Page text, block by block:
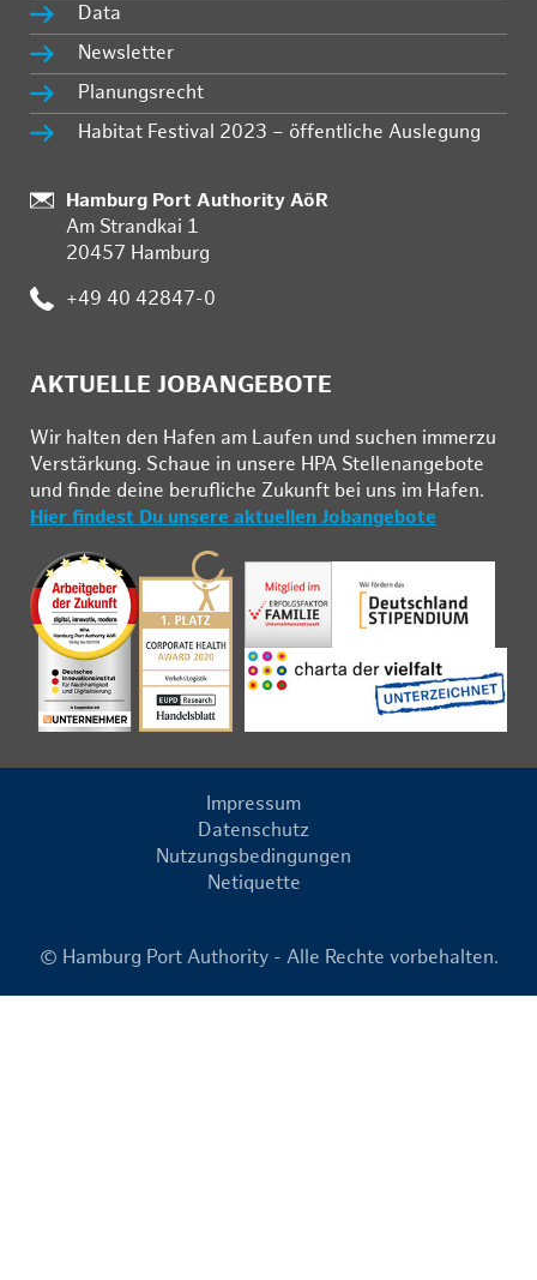
Data
Newsletter
Planungsrecht
Habitat Festival 2023 – öffentliche Auslegung
:
Hamburg Port Authority AöR
Am Strandkai 1
20457 Hamburg
: +49 40 42847-0
AKTUELLE JOBANGEBOTE
Wir hal­ten den Ha­fen am Lau­fen und su­chen im­mer­zu
Ver­stär­kung. Schau­e in un­se­re HPA Stel­len­an­ge­bo­te
und fin­de deine be­ruf­li­che Zu­kunft bei uns im Ha­fen.
Hier findest Du unsere aktuellen Jobangebote
Impressum
Datenschutz
Nutzungsbedingungen
Netiquette
© Hamburg Port Authority - Alle Rechte vorbehalten.